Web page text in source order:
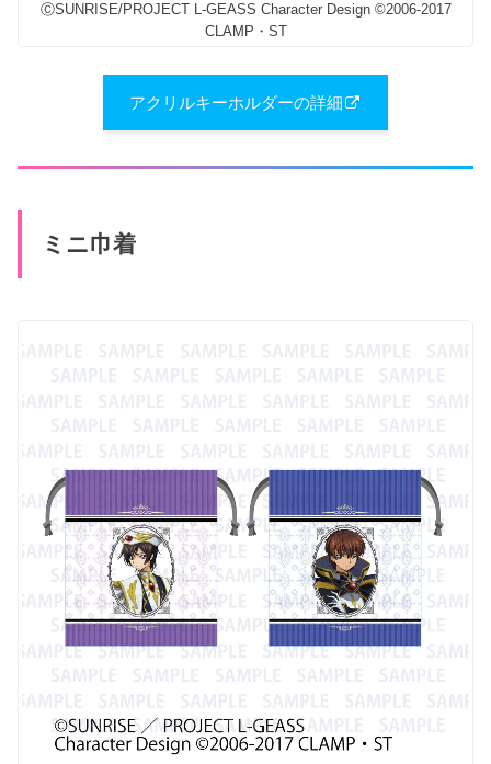
ⒸSUNRISE/PROJECT L-GEASS Character Design ©2006-2017
CLAMP・ST
アクリルキーホルダーの詳細
ミニ巾着